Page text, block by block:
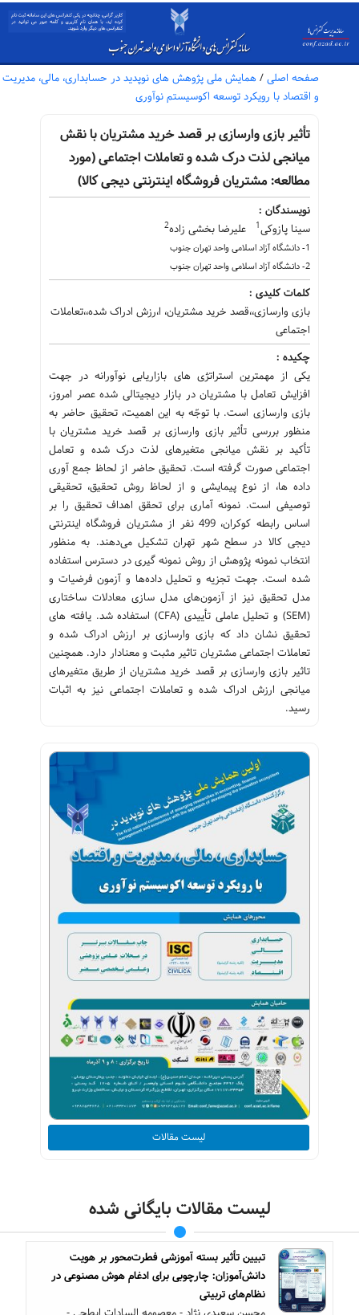
صفحه اصلی / همایش ملی پژوهش های نوپدید در حسابداری، مالی، مدیریت
و اقتصاد با رویکرد توسعه اکوسیستم نوآوری
تأثیر بازی وارسازی بر قصد خرید مشتریان با نقش
میانجی لذت درک شده و تعاملات اجتماعی (مورد
مطالعه: مشتریان فروشگاه اینترنتی دیجی کالا)
نویسندگان :
سینا پازوکی1 علیرضا بخشی زاده2
1- دانشگاه آزاد اسلامی واحد تهران جنوب
2- دانشگاه آزاد اسلامی واحد تهران جنوب
کلمات کلیدی :
بازی وارسازی،،قصد خرید مشتریان، ا،رزش ادراک شده،،تعاملات
اجتماعی
چکیده :
یکی از مهمترین استراتژی های بازاریابی نوآورانه در جهت
افزایش تعامل با مشتریان در بازار دیجیتالی شده عصر امروز،
بازی وارسازی است. با توجّه به این اهمیت، تحقیق حاضر به
منظور بررسی تأثیر بازی وارسازی بر قصد خرید مشتریان با
تأکید بر نقش میانجی متغیرهای لذت درک شده و تعامل
اجتماعی صورت گرفته است. تحقیق حاضر از لحاظ جمع آوری
داده ها، از نوع پیمایشی و از لحاظ روش تحقیق، تحقیقی
توصیفی است. نمونه آماری برای تحقق اهداف تحقیق را بر
اساس رابطه کوکران، 499 نفر از مشتریان فروشگاه اینترنتی
دیجی کالا در سطح شهر تهران تشکیل می‌دهند. به منظور
انتخاب نمونه پژوهش از روش نمونه گیری در دسترس استفاده
شده است. جهت تجزیه و تحلیل داده‌ها و آزمون فرضیات و
مدل تحقیق نیز از آزمون‌های مدل سازی معادلات ساختاری
(SEM) و تحلیل عاملی تأییدی (CFA) استفاده شد. یافته های
تحقیق نشان داد که بازی وارسازی بر ارزش ادراک شده و
تعاملات اجتماعی مشتریان تاثیر مثبت و معنادار دارد. همچنین
تاثیر بازی وارسازی بر قصد خرید مشتریان از طریق متغیرهای
میانجی ارزش ادراک شده و تعاملات اجتماعی نیز به اثبات
رسید.
لیست مقالات
لیست مقالات بایگانی شده
تبیین تأثیر بسته آموزشی فطرت‌محور بر هویت
دانش‌آموزان: چارچوبی برای ادغام هوش مصنوعی در
نظام‌های تربیتی